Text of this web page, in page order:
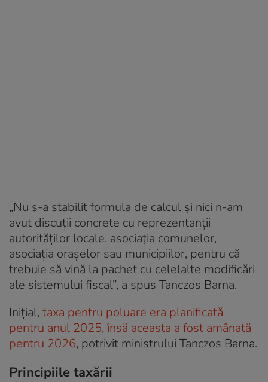
„Nu s-a stabilit formula de calcul şi nici n-am
avut discuţii concrete cu reprezentanţii
autorităţilor locale, asociaţia comunelor,
asociaţia oraşelor sau municipiilor, pentru că
trebuie să vină la pachet cu celelalte modificări
ale sistemului fiscal”, a spus Tanczos Barna.
Inițial, taxa pentru poluare era planificată
pentru anul 2025, însă aceasta a fost amânată
pentru 2026, potrivit ministrului Tanczos Barna.
Principiile taxării